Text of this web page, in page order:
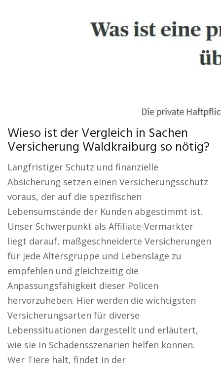
Wieso ist der Vergleich in Sachen
Versicherung Waldkraiburg so nötig?
Langfristiger Schutz und finanzielle
Absicherung setzen einen Versicherungsschutz
voraus, der auf die spezifischen
Lebensumstände der Kunden abgestimmt ist.
Unser Schwerpunkt als Affiliate-Vermarkter
liegt darauf, maßgeschneiderte Versicherungen
für jede Altersgruppe und Lebenslage zu
empfehlen und gleichzeitig die
Anpassungsfähigkeit dieser Policen
hervorzuheben. Hier werden die wichtigsten
Versicherungsarten für diverse
Lebenssituationen dargestellt und erläutert,
wie sie in Schadensszenarien helfen können.
Wer Tiere hält, findet in der